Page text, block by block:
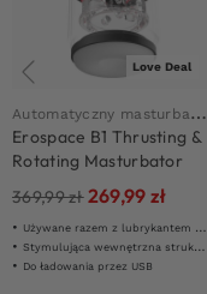
Love Deal
A
utomatyczny masturbator
Erospace B1 Thrusting &
Rotating Masturbator
369,99zł269,99 zł
Używane razem z lubrykantem na bazie wody
Stymulująca wewnętrzna struktura
Do ładowania przez USB